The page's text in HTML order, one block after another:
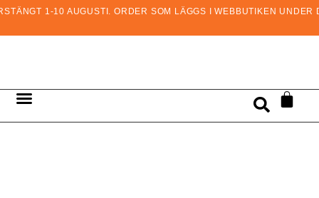
1-10 AUGUSTI. ORDER SOM LÄGGS I WEBBUTIKEN UNDER